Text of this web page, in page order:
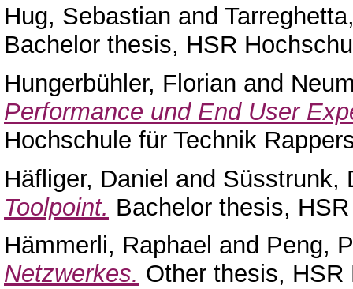
Hug, Sebastian and
Bachelor thesis, HSR
Hungerbühler, Florian and
Performance und End User
Hochschule für Technik
Häfliger, Daniel and Süsstrunk,
Toolpoint. Bachelor thesis,
Hämmerli, Raphael and Peng,
Netzwerkes. Other thesis, HSR